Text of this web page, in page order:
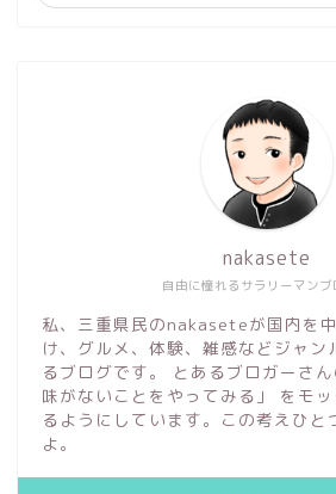
自由に憧れるサラリーマンブ
nakasete
私、三重県民のnakaseteが国内を
け、グルメ、体験、雑感などジャン
るブログです。 とあるブロガーさ
味がないことをやってみる」 をモ
るようにしています。この考えひと
よ。